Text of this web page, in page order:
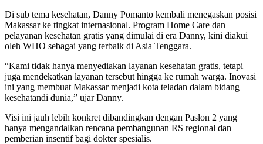
Di sub tema kesehatan, Danny Pomanto kembali menegaskan posisi
Makassar ke tingkat internasional. Program Home Care dan
pelayanan kesehatan gratis yang dimulai di era Danny, kini diakui
oleh WHO sebagai yang terbaik di Asia Tenggara.
“Kami tidak hanya menyediakan layanan kesehatan gratis, tetapi
juga mendekatkan layanan tersebut hingga ke rumah warga. Inovasi
ini yang membuat Makassar menjadi kota teladan dalam bidang
kesehatandi dunia,” ujar Danny.
Visi ini jauh lebih konkret dibandingkan dengan Paslon 2 yang
hanya mengandalkan rencana pembangunan RS regional dan
pemberian insentif bagi dokter spesialis.